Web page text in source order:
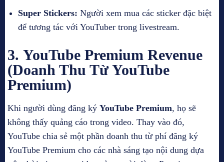
Super Stickers: Người xem mua các sticker đặc biệt
để tương tác với YouTuber trong livestream.
3. YouTube Premium Revenue
(Doanh Thu Từ YouTube
Premium)
Khi người dùng đăng ký YouTube Premium, họ sẽ
không thấy quảng cáo trong video. Thay vào đó,
YouTube chia sẻ một phần doanh thu từ phí đăng ký
YouTube Premium cho các nhà sáng tạo nội dung dựa